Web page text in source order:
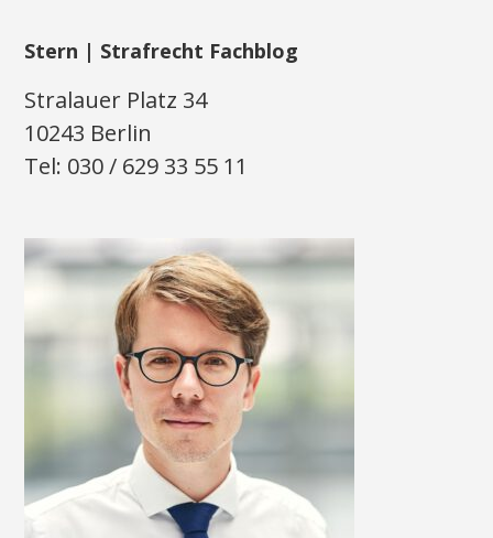
Stern | Strafrecht Fachblog
Stralauer Platz 34
10243 Berlin
Tel: 030 / 629 33 55 11